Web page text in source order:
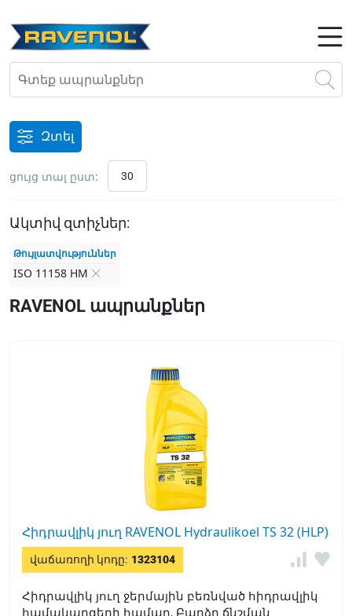
Զտել
ցույց տալ ըստ: 30
Ակտիվ զտիչներ:
Թույլատվություններ
ISO 11158 HM
RAVENOL ապրանքներ
Հիդրավլիկ յուղ RAVENOL Hydraulikoel TS 32 (HLP)
վաճառողի կոդը: 1323104
Հիդրավլիկ յուղ ջերմային բեռնված հիդրավլիկ
համակարգերի համար, Բարձր ճնշման